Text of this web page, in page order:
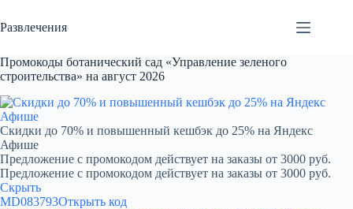
к
сути
Развлечения
Промокоды ботанический сад «Управление зеленого
строительства» на август 2026
Скидки до 70% и повышенный кешбэк до 25% на Яндекс
Афише
Предложение с промокодом действует на заказы от 3000 руб.
Предложение с промокодом действует на заказы от 3000 руб.
Скрыть
MD083793Открыть код